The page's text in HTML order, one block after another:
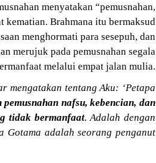
menyatakan “pemusnahan,
kematian. Brahmana itu bermaksud
menghormati para sesepuh, dan
merujuk pada pemusnahan segala
melalui empat jalan mulia.
mengatakan tentang Aku: ‘Petapa
nafsu, kebencian, dan
tidak bermanfaat. Adalah dengan
Gotama adalah seorang penganut